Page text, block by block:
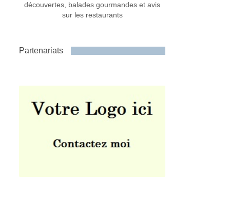
découvertes, balades gourmandes et avis
sur les restaurants
Partenariats